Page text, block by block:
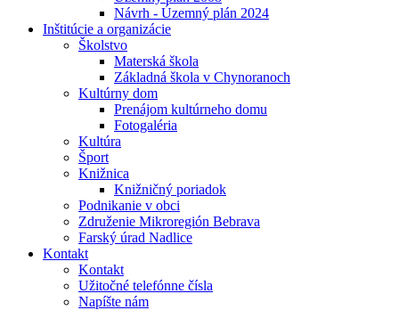
Návrh - Územný plán 2024
Inštitúcie a organizácie
Školstvo
Materská škola
Základná škola v Chynoranoch
Kultúrny dom
Prenájom kultúrneho domu
Fotogaléria
Kultúra
Šport
Knižnica
Knižničný poriadok
Podnikanie v obci
Združenie Mikroregión Bebrava
Farský úrad Nadlice
Kontakt
Kontakt
Užitočné telefónne čísla
Napíšte nám